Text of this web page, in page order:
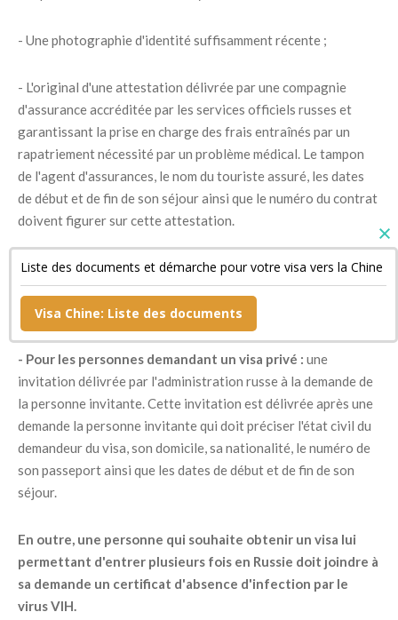
- Une photographie d'identité suffisamment récente ;
- L'original d'une attestation délivrée par une compagnie
d'assurance accréditée par les services officiels russes et
garantissant la prise en charge des frais entraînés par un
rapatriement nécessité par un problème médical. Le tampon
de l'agent d'assurances, le nom du touriste assuré, les dates
de début et de fin de son séjour ainsi que le numéro du contrat
doivent figurer sur cette attestation.
- Un document confirmant la réservation de sa chambre
d'hôtel si son séjour est bref ainsi qu'une copie de son billet de
retour ;
- Pour les personnes demandant un visa privé : une
invitation délivrée par l'administration russe à la demande de
la personne invitante. Cette invitation est délivrée après une
demande la personne invitante qui doit préciser l'état civil du
demandeur du visa, son domicile, sa nationalité, le numéro de
son passeport ainsi que les dates de début et de fin de son
séjour.
En outre, une personne qui souhaite obtenir un visa lui
permettant d'entrer plusieurs fois en Russie doit joindre à
sa demande un certificat d'absence d'infection par le
virus VIH.
Liste des documents et démarche pour votre visa vers la Chine
Visa Chine: Liste des documents